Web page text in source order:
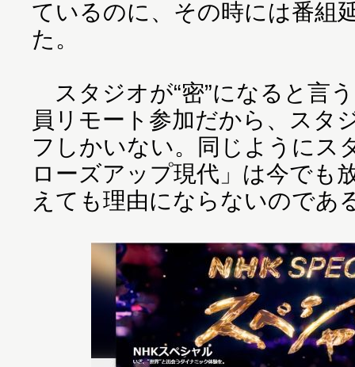
ているのに、その時には番組
た。
スタジオが“密”になると言
員リモート参加だから、スタ
フしかいない。同じようにス
ローズアップ現代」は今でも
えても理由にならないのであ